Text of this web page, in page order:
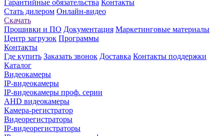
Гарантийные обязательства Контакты
Стать дилером Онлайн-видео
Скачать
Прошивки и ПО Документация Маркетинговые материалы
Центр загрузок Программы
Контакты
Где купить Заказать звонок Доставка Контакты поддержки
Каталог
Видеокамеры
IP-видеокамеры
IP-видеокамеры проф. серии
AHD видеокамеры
Камера-регистратор
Видеорегистраторы
IP-видеорегистраторы